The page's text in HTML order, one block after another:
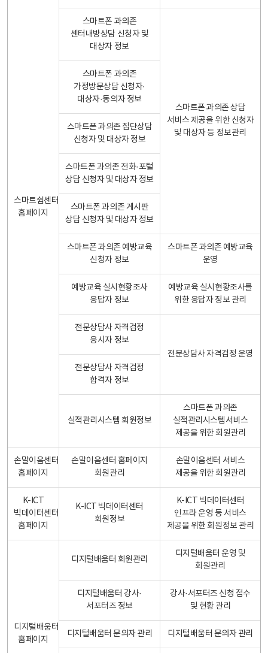
스마트쉼센터
홈페이지
스마트폰 과의존
센터내방상담 신청자 및
대상자 정보
스마트폰 과의존 상담
서비스 제공을 위한 신청자
및 대상자 등 정보관리
스마트폰 과의존
가정방문상담 신청자·
대상자·동의자 정보
스마트폰 과의존 집단상담
신청자 및 대상자 정보
스마트폰 과의존 전화·포털
상담 신청자 및 대상자 정보
스마트폰 과의존 게시판
상담 신청자 및 대상자 정보
스마트폰 과의존 예방교육
신청자 정보
스마트폰 과의존 예방교육
운영
예방교육 실시현황조사
응답자 정보
예방교육 실시현황조사를
위한 응답자 정보 관리
전문상담사 자격검정
응시자 정보
전문상담사 자격검정 운영
전문상담사 자격검정
합격자 정보
실적관리시스템 회원정보
스마트폰 과의존
실적관리시스템서비스
제공을 위한 회원관리
손말이음센터
홈페이지
손말이음센터 홈페이지
회원관리
손말이음센터 서비스
제공을 위한 회원관리
K-ICT
빅데이터센터
홈페이지
K-ICT 빅데이터센터
회원정보
K-ICT 빅데이터센터
인프라 운영 등 서비스
제공을 위한 회원정보 관리
디지털배움터
홈페이지
디지털배움터 회원관리
디지털배움터 운영 및
회원관리
디지털배움터 강사·
서포터즈 정보
강사·서포터즈 신청 접수
및 현황 관리
디지털배움터 문의자 관리 디지털배움터 문의자 관리